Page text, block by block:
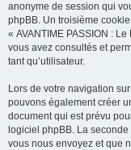
anonyme de session qui
phpBB. Un troisième
« AVANTIME PASSION :
vous avez consultés et
tant qu’utilisateur.
Lors de votre navigation
pouvons également créer
document qui est prévu
logiciel phpBB. La
vous nous envoyez et que